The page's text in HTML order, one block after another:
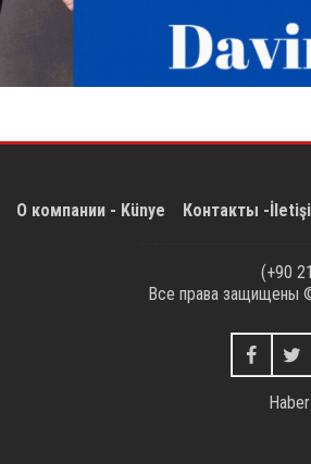
О компании - Künye Контакты -
(+90
Все права защищены